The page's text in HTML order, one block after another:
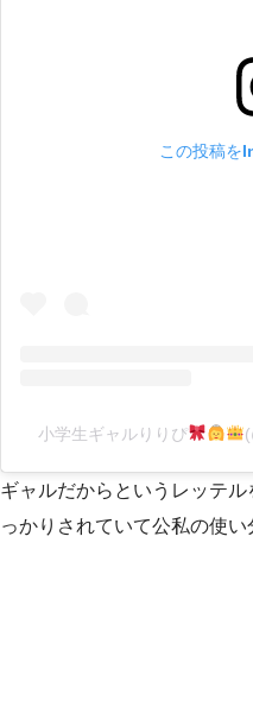
この投稿を
小学生ギャルりりぴ
ギャルだからというレッテ
っかりされていて公私の使